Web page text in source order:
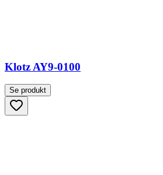
Klotz AY9-0100
Se produkt